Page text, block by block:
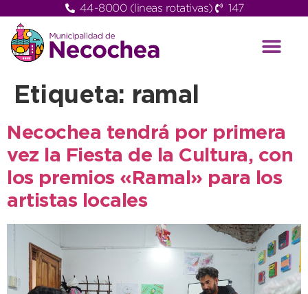
44-8000 (lineas rotativas) 147
Etiqueta: ramal
Necochea tendrá por primera
vez la Fiesta de la Cultura, con
los premios «Ramal» para los
artistas locales